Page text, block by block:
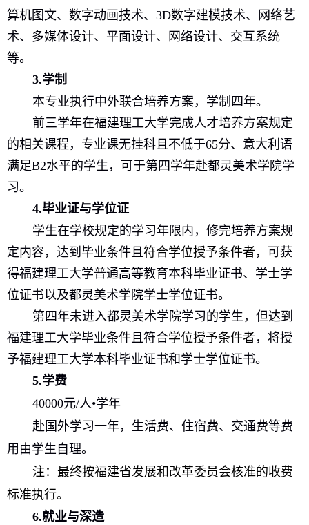
算机图文、数字动画技术、 3D数字建模技术、网络艺
术、多媒体设计、平面设计、网络设计、交互系统
等。
3.学制
本专业执行中外联合培养方案，学制四年。
前三学年在福建理工大学完成人才培养方案规定
的相关课程，专业课无挂科且不低于65分、意大利语
满足B2水平的学生，可于第四学年赴都灵美术学院学
习。
4.毕业证与学位证
学生在学校规定的学习年限内，修完培养方案规
定内容，达到毕业条件且符合学位授予条件者 ，可获
得福建理工大学普通高等教育本科毕业证书、学士学
位证书以及都灵美术学院学士学位证书。
第四年未进入都灵美术学院学习的学生，但达到
福建理工大学毕业条件且符合学位授予条件者 ，将授
予福建理工大学本科毕业证书和学士学位证书。
5.学费
40000元/人•学年
赴国外学习一年，生活费、住宿费、交通费等费
用由学生自理。
注：最终按福建省发展和改革委员会核准的收费
标准执行。
6.就业与深造